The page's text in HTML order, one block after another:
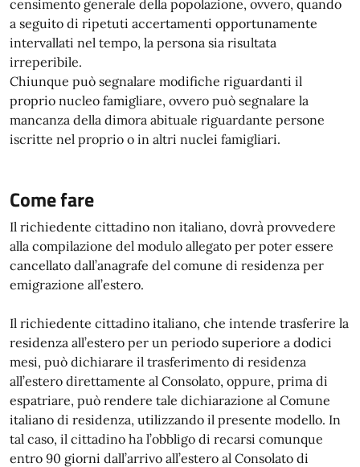
censimento generale della popolazione, ovvero, quando
a seguito di ripetuti accertamenti opportunamente
intervallati nel tempo, la persona sia risultata
irreperibile.
Chiunque può segnalare modifiche riguardanti il
proprio nucleo famigliare, ovvero può segnalare la
mancanza della dimora abituale riguardante persone
iscritte nel proprio o in altri nuclei famigliari.
Come fare
Il richiedente cittadino non italiano, dovrà provvedere
alla compilazione del modulo allegato per poter essere
cancellato dall’anagrafe del comune di residenza per
emigrazione all’estero.
Il richiedente cittadino italiano, che intende trasferire la
residenza all’estero per un periodo superiore a dodici
mesi, può dichiarare il trasferimento di residenza
all’estero direttamente al Consolato, oppure, prima di
espatriare, può rendere tale dichiarazione al Comune
italiano di residenza, utilizzando il presente modello. In
tal caso, il cittadino ha l’obbligo di recarsi comunque
entro 90 giorni dall’arrivo all’estero al Consolato di